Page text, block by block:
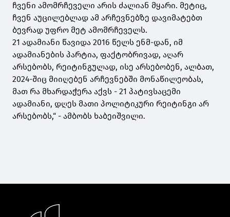
ჩვენი ამომრჩეველი არის ძალიან მყარი. მეტიც,
ჩვენ აუცილებლად ამ არჩევნებზე დავიმატებთ
ბევრად უფრო მეტ ამომრჩეველს.
21 ადამიანი წავიდა 2016 წელს ენმ-დან, იმ
ადამიანების პარტია, ფაქტობრივად, აღარ
არსებობს, რეიტინგულად, ისე არსებობენ, ალბათ,
2024-შიც მიიღებენ არჩევნებში მონაწილეობას,
მათ რა მხარდაჭერა აქვს - 21 პატივსაცემი
ადამიანი, დღეს მათი პოლიტიკური რეიტინგი არ
არსებობს,“ - ამბობს ხაბეიშვილი.